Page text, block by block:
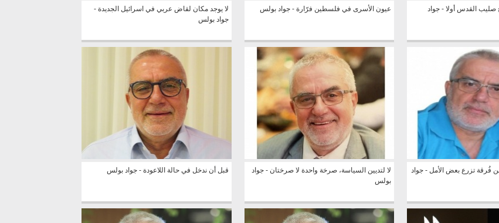
القدس أولا - جواد
عيون الأسرى في فلسطين فرّارة - جواد بولس
لا يوجد مكان لقاض عربي في اسرائيل الجديدة -
جواد بولس
فُرقة تزرع بعض الأمل - جواد
لا لتديين السياسة، صرخة واحدة لا صرختان - جواد
بولس
قبل أن ندخل في حالة اللاعودة - جواد بولس